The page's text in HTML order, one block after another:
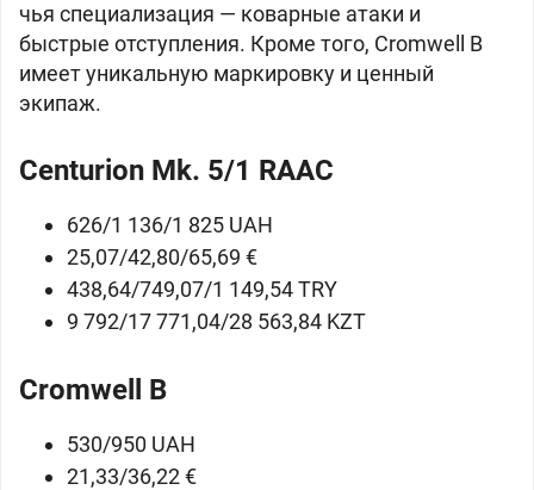
чья специализация — коварные атаки и
быстрые отступления. Кроме того, Cromwell B
имеет уникальную маркировку и ценный
экипаж.
Centurion Mk. 5/1 RAAC
626/1 136/1 825 UAH
25,07/42,80/65,69 €
438,64/749,07/1 149,54 TRY
9 792/17 771,04/28 563,84 KZT
Cromwell B
530/950 UAH
21,33/36,22 €